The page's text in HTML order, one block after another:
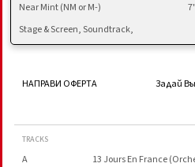
Near Mint (NM or M-)
Stage & Screen, Soundtrack,
НАПРАВИ ОФЕРТА Задай
TRACKS
A 13 Jours En France